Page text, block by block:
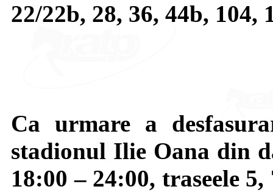
22/22b, 28, 36, 44b, 104,
Ca urmare a
stadionul Ilie Oana din
18:00 – 24:00, traseele